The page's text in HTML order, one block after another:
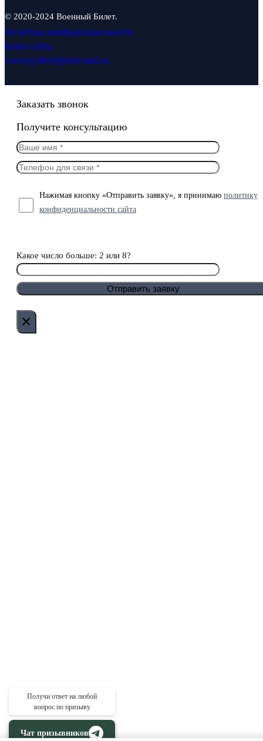
© 2020-2024 Военный Билет.
Политика конфиденциальности
Карта сайта
voennyj-bilet@jurist-mail.ru
Заказать звонок
Получите консультацию
Нажимая кнопку «Отправить заявку», я принимаю политику
конфиденциальности сайта
Какое число больше: 2 или 8?
×
Получи ответ на любой
вопрос по призыву
Чат призывников